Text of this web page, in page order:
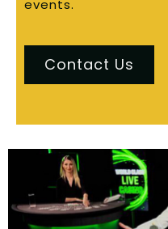
events.
Contact Us